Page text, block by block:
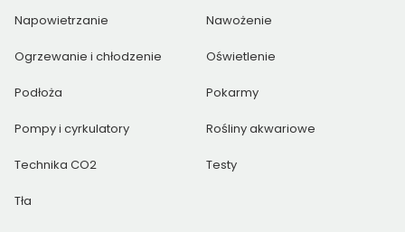
Napowietrzanie Nawożenie
Ogrzewanie i chłodzenie Oświetlenie
Podłoża Pokarmy
Pompy i cyrkulatory Rośliny akwariowe
Technika CO2 Testy
Tła